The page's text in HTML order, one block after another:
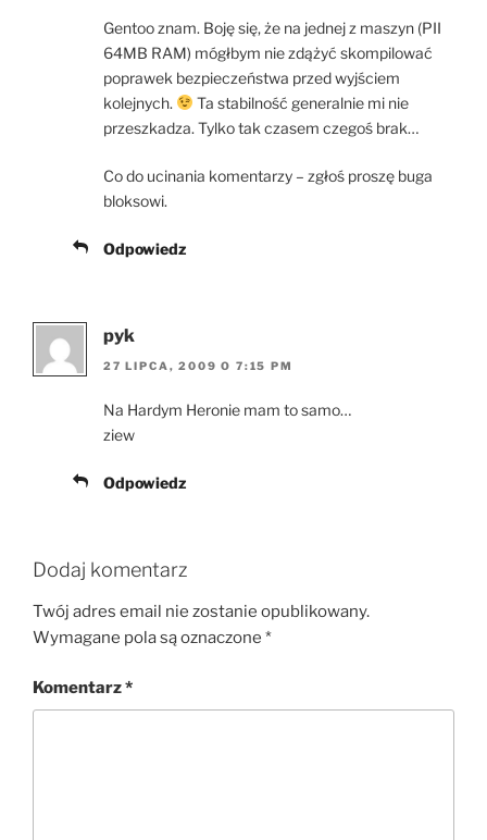
Gentoo znam. Boję się, że na jednej z maszyn (PII
64MB RAM) mógłbym nie zdążyć skompilować
poprawek bezpieczeństwa przed wyjściem
kolejnych.
Ta stabilność generalnie mi nie
przeszkadza. Tylko tak czasem czegoś brak…
Co do ucinania komentarzy – zgłoś proszę buga
bloksowi.
Odpowiedz
pyk
27 LIPCA, 2009 O 7:15 PM
Na Hardym Heronie mam to samo…
ziew
Odpowiedz
Dodaj komentarz
Twój adres email nie zostanie opublikowany.
Wymagane pola są oznaczone *
Komentarz*